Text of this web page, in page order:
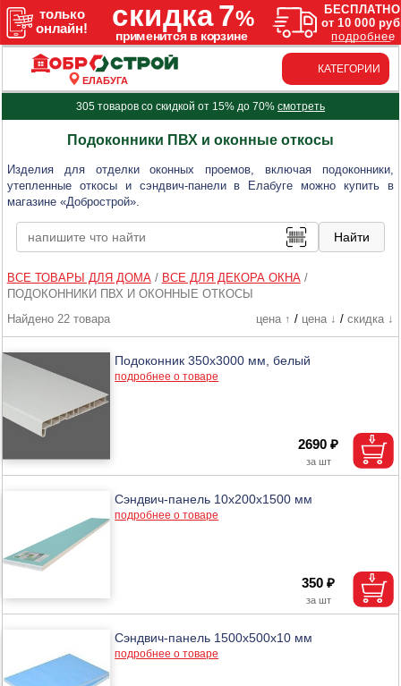
ЕЛАБУГА
КАТЕГОРИИ
305 товаров со скидкой от 15% до 70% смотреть
Подоконники ПВХ и оконные откосы
Изделия для отделки оконных проемов, включая подоконники,
утепленные откосы и сэндвич-панели в Елабуге можно купить в
магазине «Добрострой».
ВСЕ ТОВАРЫ ДЛЯ ДОМА/ ВСЕ ДЛЯ ДЕКОРА ОКНА/
ПОДОКОННИКИ ПВХ И ОКОННЫЕ ОТКОСЫ
Найдено 22 товара
цена ↑ / цена ↓ / скидка ↓
Подоконник 350х3000 мм, белый
подробнее о товаре
2690 ₽
Сэндвич-панель 10х200х1500 мм
подробнее о товаре
350 ₽
Сэндвич-панель 1500x500x10 мм
подробнее о товаре